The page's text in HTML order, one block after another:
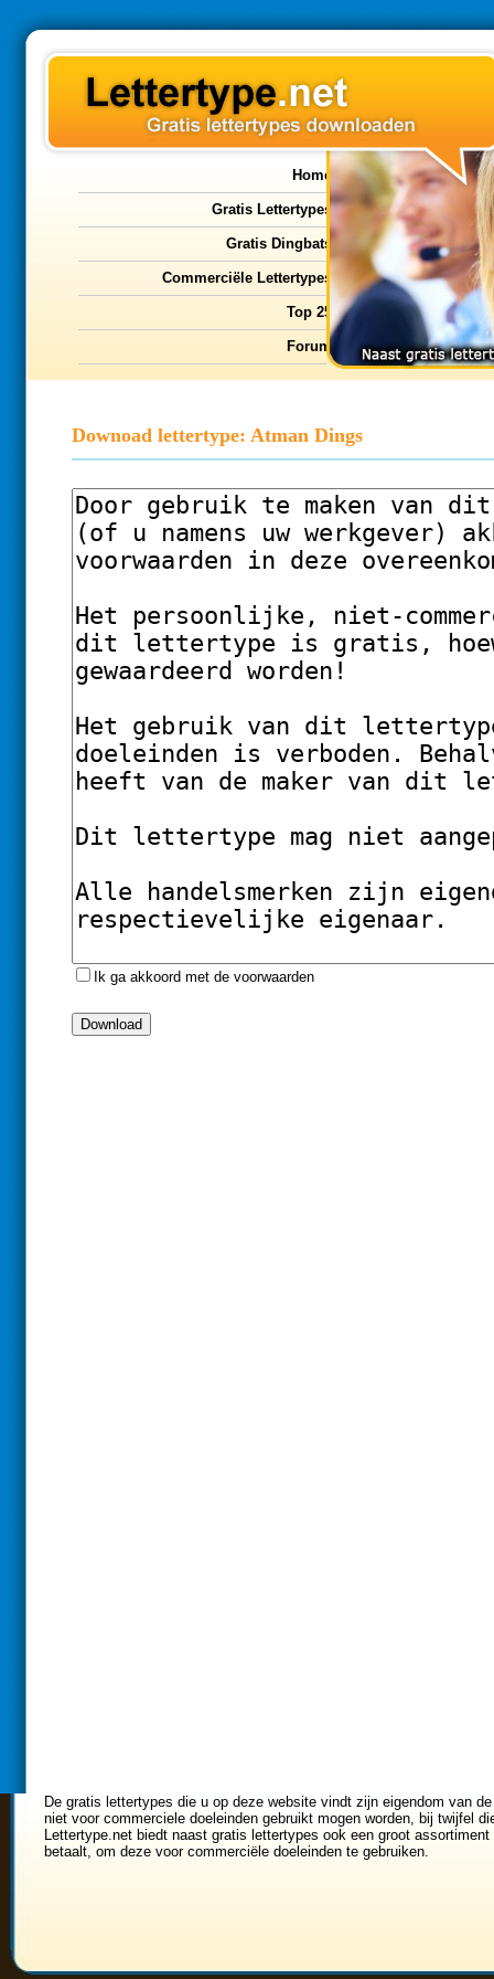
Home
Gratis Lettertypes
Gratis Dingbats
Commerciële Lettertypes
Top 25
Forum
Downoad lettertype: Atman Dings
Ik ga akkoord met de voorwaarden
De gratis lettertypes die u op deze website vindt zijn eigendom van
niet voor commerciele doeleinden gebruikt mogen worden, bij twijfel
Lettertype.net biedt naast gratis lettertypes ook een groot
betaalt, om deze voor commerciële doeleinden te gebruiken.